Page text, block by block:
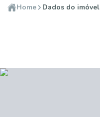
Home Dados do imóvel